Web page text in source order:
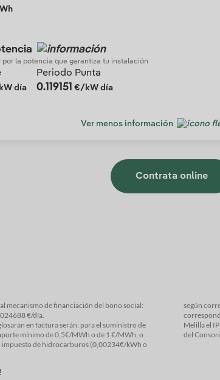
por la potencia que garantiza tu instalación
día
Periodo Punta
0.119151 €/kW día
Ver menos información
Contrata online
por cliente (comercialización) de 0,024688 €/día.
factura serán: para el suministro de
MWh o de 1 €/MWh, o
kWh o
según
corresponda por ley),
los impuestos (IPS), el recargo